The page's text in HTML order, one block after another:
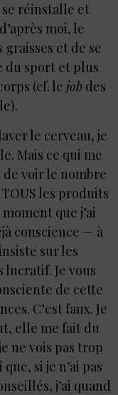
se réinstalle et
moi, le
et de se
du sport et plus
(cf. le jobdes
le cerveau, je
Mais ce qui me
voir le nombre
les produits
que j’ai
conscience — à
sur les
Je vous
de cette
C’est faux. Je
elle me fait du
ne vois pas trop
si je n’ai pas
j’ai quand